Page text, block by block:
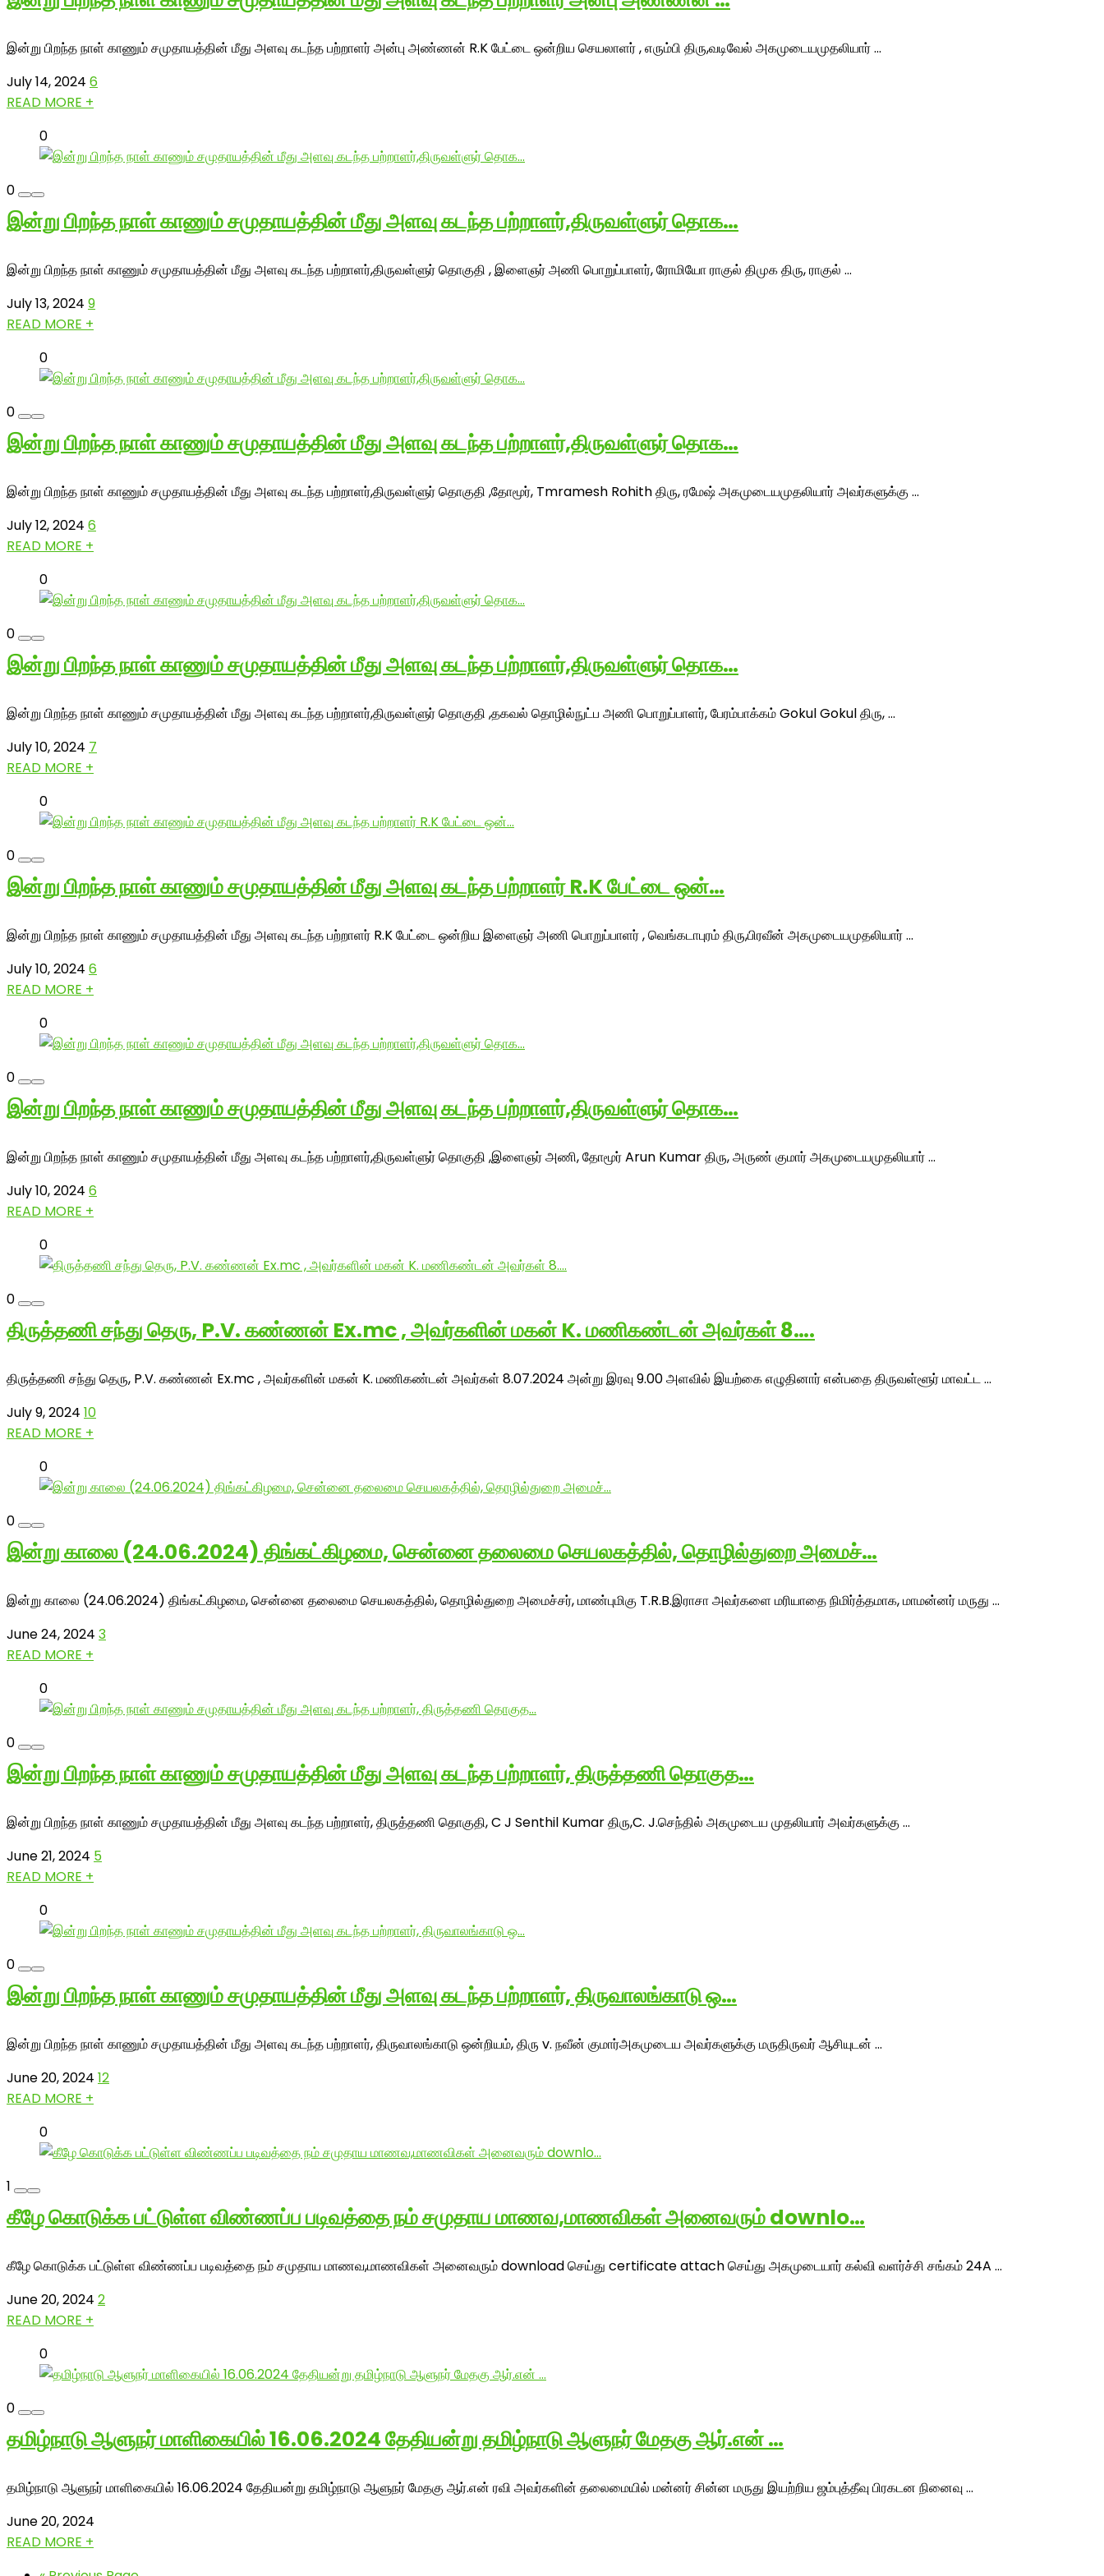
இன்று பிறந்த நாள் காணும் சமுதாயத்தின் மீது அளவு கடந்த பற்றாளர் அன்பு அண்ணன் R.K பேட்டை ஒன்றிய செயலாளர் , எரும்பி திரு,வடிவேல் அகமுடையமுதலியார் ...
July 14, 2024 6
READ MORE +
0
0
இன்று பிறந்த நாள் காணும் சமுதாயத்தின் மீது அளவு கடந்த பற்றாளர்,திருவள்ளுர் தொக…
இன்று பிறந்த நாள் காணும் சமுதாயத்தின் மீது அளவு கடந்த பற்றாளர்,திருவள்ளுர் தொகுதி , இளைஞர் அணி பொறுப்பாளர், ரோமியோ ராகுல் திமுக திரு, ராகுல் ...
July 13, 2024 9
READ MORE +
0
0
இன்று பிறந்த நாள் காணும் சமுதாயத்தின் மீது அளவு கடந்த பற்றாளர்,திருவள்ளுர் தொக…
இன்று பிறந்த நாள் காணும் சமுதாயத்தின் மீது அளவு கடந்த பற்றாளர்,திருவள்ளுர் தொகுதி ,தோமூர், Tmramesh Rohith திரு, ரமேஷ் அகமுடையமுதலியார் அவர்களுக்கு ...
July 12, 2024 6
READ MORE +
0
0
இன்று பிறந்த நாள் காணும் சமுதாயத்தின் மீது அளவு கடந்த பற்றாளர்,திருவள்ளுர் தொக…
இன்று பிறந்த நாள் காணும் சமுதாயத்தின் மீது அளவு கடந்த பற்றாளர்,திருவள்ளுர் தொகுதி ,தகவல் தொழில்நுட்ப அணி பொறுப்பாளர், பேரம்பாக்கம் Gokul Gokul திரு, ...
July 10, 2024 7
READ MORE +
0
0
இன்று பிறந்த நாள் காணும் சமுதாயத்தின் மீது அளவு கடந்த பற்றாளர் R.K பேட்டை ஒன்…
இன்று பிறந்த நாள் காணும் சமுதாயத்தின் மீது அளவு கடந்த பற்றாளர் R.K பேட்டை ஒன்றிய இளைஞர் அணி பொறுப்பாளர் , வெங்கடாபுரம் திரு,பிரவீன் அகமுடையமுதலியார் ...
July 10, 2024 6
READ MORE +
0
0
இன்று பிறந்த நாள் காணும் சமுதாயத்தின் மீது அளவு கடந்த பற்றாளர்,திருவள்ளுர் தொக…
இன்று பிறந்த நாள் காணும் சமுதாயத்தின் மீது அளவு கடந்த பற்றாளர்,திருவள்ளுர் தொகுதி ,இளைஞர் அணி, தோமூர் Arun Kumar திரு, அருண் குமார் அகமுடையமுதலியார் ...
July 10, 2024 6
READ MORE +
0
0
திருத்தணி சந்து தெரு, P.V. கண்ணன் Ex.mc , அவர்களின் மகன் K. மணிகண்டன் அவர்கள் 8….
திருத்தணி சந்து தெரு, P.V. கண்ணன் Ex.mc , அவர்களின் மகன் K. மணிகண்டன் அவர்கள் 8.07.2024 அன்று இரவு 9.00 அளவில் இயற்கை எழுதினார் என்பதை திருவள்ளூர் மாவட்ட ...
July 9, 2024 10
READ MORE +
0
0
இன்று காலை (24.06.2024) திங்கட்கிழமை, சென்னை தலைமை செயலகத்தில், தொழில்துறை அமைச்…
இன்று காலை (24.06.2024) திங்கட்கிழமை, சென்னை தலைமை செயலகத்தில், தொழில்துறை அமைச்சர், மாண்புமிகு T.R.B.இராசா அவர்களை மரியாதை நிமிர்த்தமாக, மாமன்னர் மருது ...
June 24, 2024 3
READ MORE +
0
0
இன்று பிறந்த நாள் காணும் சமுதாயத்தின் மீது அளவு கடந்த பற்றாளர், திருத்தணி தொகுத…
இன்று பிறந்த நாள் காணும் சமுதாயத்தின் மீது அளவு கடந்த பற்றாளர், திருத்தணி தொகுதி, C J Senthil Kumar திரு,C. J.செந்தில் அகமுடைய முதலியார் அவர்களுக்கு ...
June 21, 2024 5
READ MORE +
0
0
இன்று பிறந்த நாள் காணும் சமுதாயத்தின் மீது அளவு கடந்த பற்றாளர், திருவாலங்காடு ஒ…
இன்று பிறந்த நாள் காணும் சமுதாயத்தின் மீது அளவு கடந்த பற்றாளர், திருவாலங்காடு ஒன்றியம், திரு v. நவீன் குமார்அகமுடைய அவர்களுக்கு மருதிருவர் ஆசியுடன் ...
June 20, 2024 12
READ MORE +
0
1
கீழே கொடுக்க பட்டுள்ள விண்ணப்ப படிவத்தை நம் சமுதாய மாணவ,மாணவிகள் அனைவரும் downlo…
கீழே கொடுக்க பட்டுள்ள விண்ணப்ப படிவத்தை நம் சமுதாய மாணவ,மாணவிகள் அனைவரும் download செய்து certificate attach செய்து அகமுடையார் கல்வி வளர்ச்சி சங்கம் 24A ...
June 20, 2024 2
READ MORE +
0
0
தமிழ்நாடு ஆளுநர் மாளிகையில் 16.06.2024 தேதியன்று தமிழ்நாடு ஆளுநர் மேதகு ஆர்.என் …
தமிழ்நாடு ஆளுநர் மாளிகையில் 16.06.2024 தேதியன்று தமிழ்நாடு ஆளுநர் மேதகு ஆர்.என் ரவி அவர்களின் தலைமையில் மன்னர் சின்ன மருது இயற்றிய ஜம்புத்தீவு பிரகடன நினைவு ...
June 20, 2024
READ MORE +